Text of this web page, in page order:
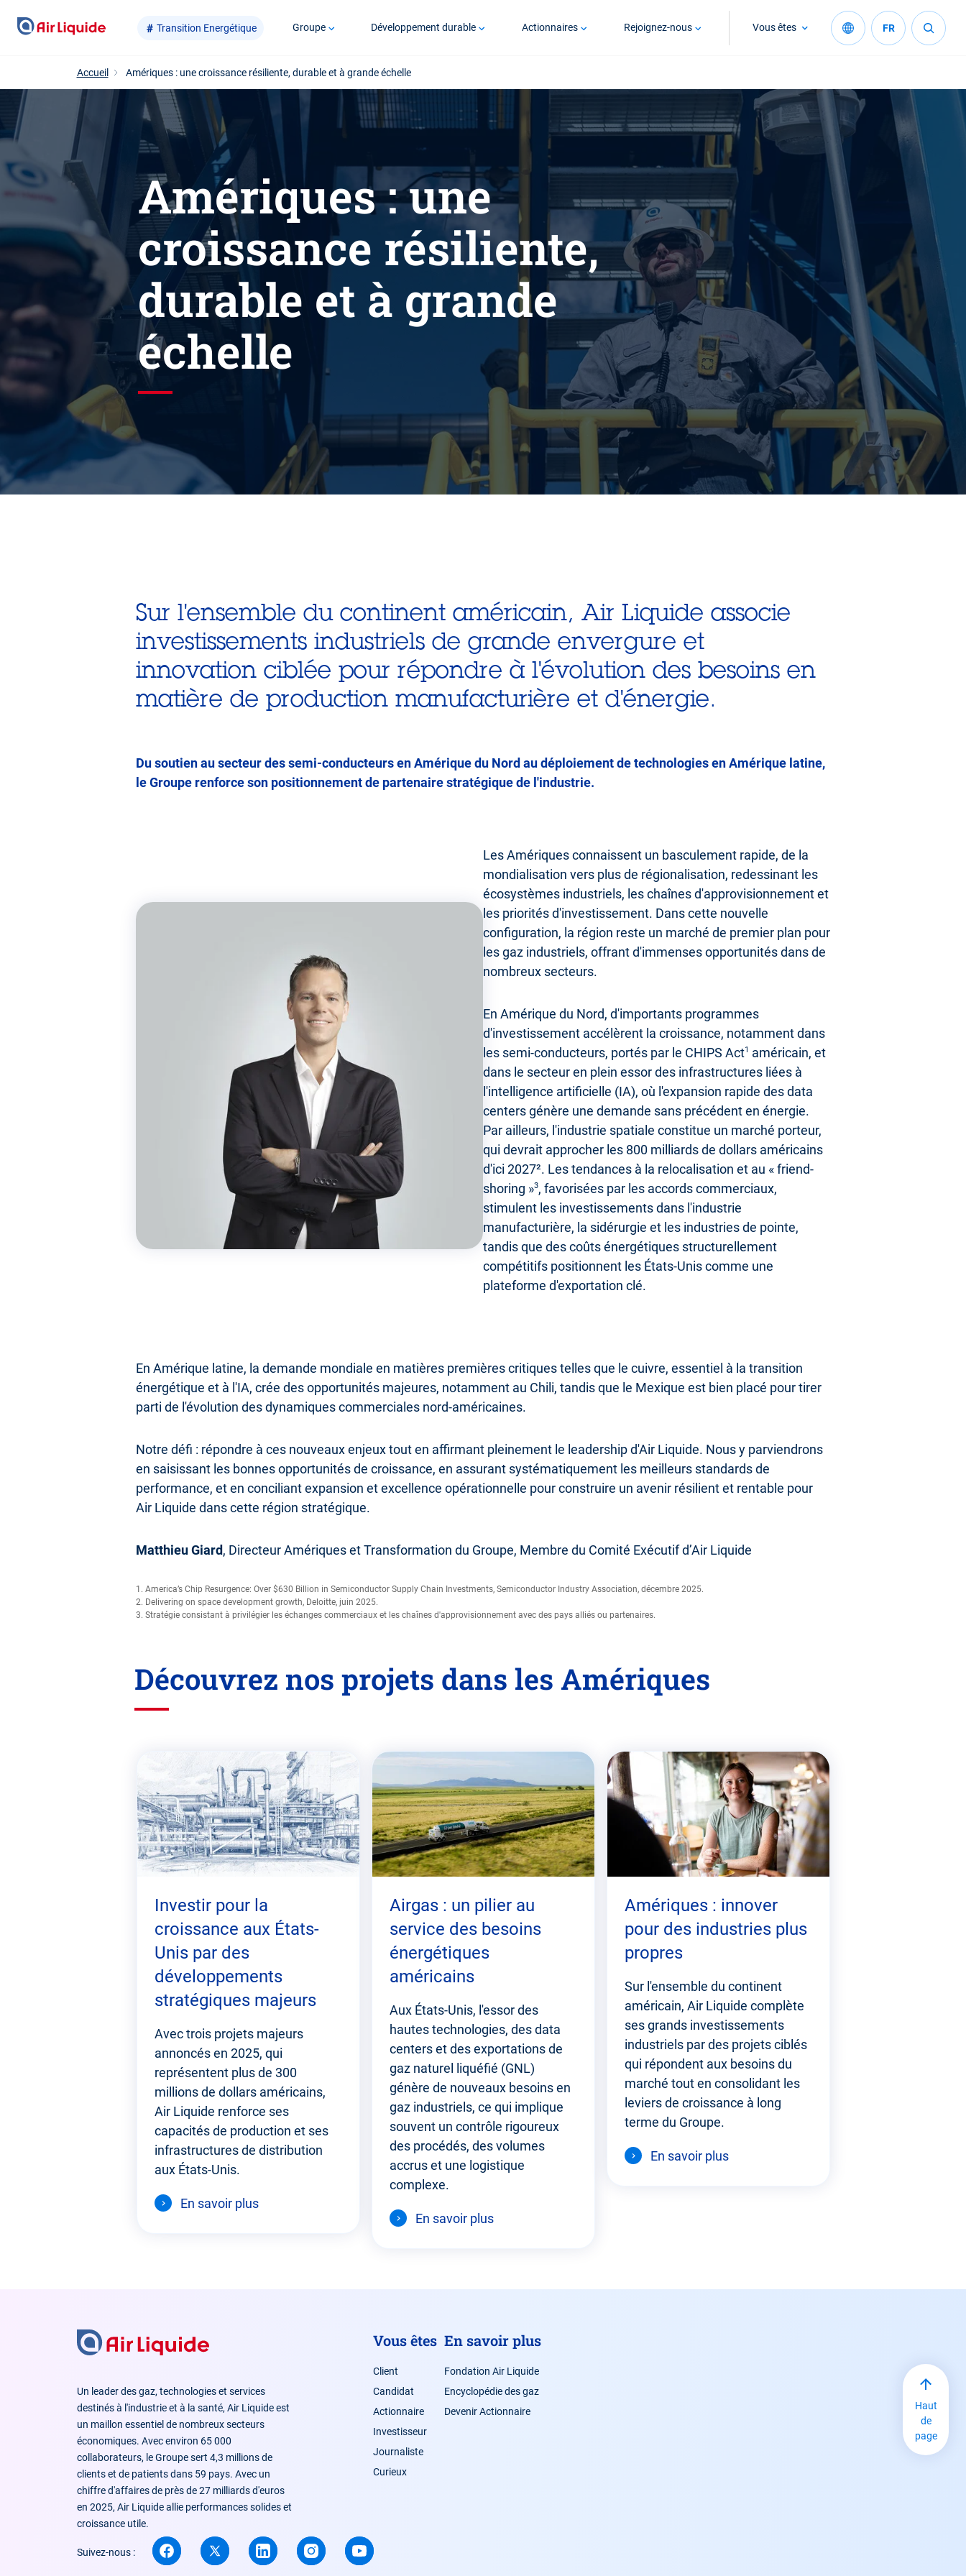
Aller
Transition Energétique Groupe Développement durable Actionnaires Rejoignez-nous Vous êtes FR
Accueil Amériques : une croissance résiliente, durable et à grande échelle
Amériques : une
croissance résiliente,
durable et à grande
échelle
Sur l'ensemble du continent américain, Air Liquide associe
investissements industriels de grande envergure et
innovation ciblée pour répondre à l'évolution des besoins en
matière de production manufacturière et d'énergie.
Du soutien au secteur des semi-conducteurs en Amérique du Nord au déploiement de technologies en Amérique latine,
le Groupe renforce son positionnement de partenaire stratégique de l'industrie.
Les Amériques connaissent un basculement rapide, de la
mondialisation vers plus de régionalisation, redessinant les
écosystèmes industriels, les chaînes d'approvisionnement et
les priorités d'investissement. Dans cette nouvelle
configuration, la région reste un marché de premier plan pour
les gaz industriels, offrant d'immenses opportunités dans de
nombreux secteurs.
En Amérique du Nord, d'importants programmes
d'investissement accélèrent la croissance, notamment dans
les semi-conducteurs, portés par le CHIPS Act1 américain, et
dans le secteur en plein essor des infrastructures liées à
l'intelligence artificielle (IA), où l'expansion rapide des data
centers génère une demande sans précédent en énergie.
Par ailleurs, l'industrie spatiale constitue un marché porteur,
qui devrait approcher les 800 milliards de dollars américains
d'ici 2027². Les tendances à la relocalisation et au « friend-
shoring »3, favorisées par les accords commerciaux,
stimulent les investissements dans l'industrie
manufacturière, la sidérurgie et les industries de pointe,
tandis que des coûts énergétiques structurellement
compétitifs positionnent les États-Unis comme une
plateforme d'exportation clé.
En Amérique latine, la demande mondiale en matières premières critiques telles que le cuivre, essentiel à la transition
énergétique et à l'IA, crée des opportunités majeures, notamment au Chili, tandis que le Mexique est bien placé pour tirer
parti de l'évolution des dynamiques commerciales nord-américaines.
Notre défi : répondre à ces nouveaux enjeux tout en affirmant pleinement le leadership d'Air Liquide. Nous y parviendrons
en saisissant les bonnes opportunités de croissance, en assurant systématiquement les meilleurs standards de
performance, et en conciliant expansion et excellence opérationnelle pour construire un avenir résilient et rentable pour
Air Liquide dans cette région stratégique.
Matthieu Giard, Directeur Amériques et Transformation du Groupe, Membre du Comité Exécutif d’Air Liquide
1. America’s Chip Resurgence: Over $630 Billion in Semiconductor Supply Chain Investments, Semiconductor Industry Association, décembre 2025.
2. Delivering on space development growth, Deloitte, juin 2025.
3. Stratégie consistant à privilégier les échanges commerciaux et les chaînes d'approvisionnement avec des pays alliés ou partenaires.
Découvrez nos projets dans les Amériques
Investir pour la
croissance aux États‐
Unis par des
développements
stratégiques majeurs
Avec trois projets majeurs
annoncés en 2025, qui
représentent plus de 300
millions de dollars américains,
Air Liquide renforce ses
capacités de production et ses
infrastructures de distribution
aux États-Unis.
En savoir plus
Airgas : un pilier au
service des besoins
énergétiques
américains
Aux États-Unis, l'essor des
hautes technologies, des data
centers et des exportations de
gaz naturel liquéfié (GNL)
génère de nouveaux besoins en
gaz industriels, ce qui implique
souvent un contrôle rigoureux
des procédés, des volumes
accrus et une logistique
complexe.
En savoir plus
Amériques : innover
pour des industries plus
propres
Sur l'ensemble du continent
américain, Air Liquide complète
ses grands investissements
industriels par des projets ciblés
qui répondent aux besoins du
marché tout en consolidant les
leviers de croissance à long
terme du Groupe.
En savoir plus
Un leader des gaz, technologies et services
destinés à l'industrie et à la santé, Air Liquide est
un maillon essentiel de nombreux secteurs
économiques. Avec environ 65 000
collaborateurs, le Groupe sert 4,3 millions de
clients et de patients dans 59 pays. Avec un
chiffre d'affaires de près de 27 milliards d'euros
en 2025, Air Liquide allie performances solides et
croissance utile.
Vous êtes
Client
Candidat
Actionnaire
Investisseur
Journaliste
Curieux
En savoir plus
Fondation Air Liquide
Encyclopédie des gaz
Devenir Actionnaire
Suivez-nous :
Haut
de
page